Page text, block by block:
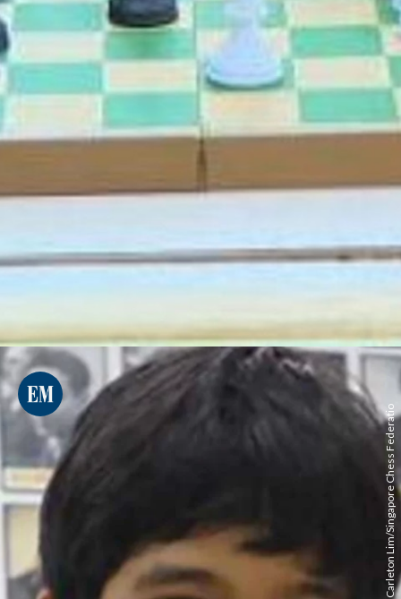
Carleton Lim/Singapore Chess Federatio